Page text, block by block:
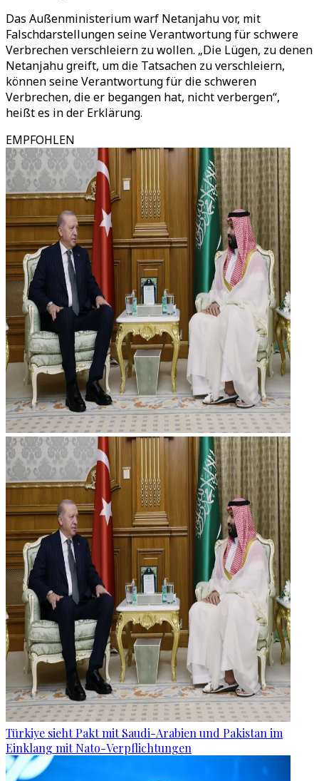
Das Außenministerium warf Netanjahu vor, mit
Falschdarstellungen seine Verantwortung für schwere
Verbrechen verschleiern zu wollen. „Die Lügen, zu denen
Netanjahu greift, um die Tatsachen zu verschleiern,
können seine Verantwortung für die schweren
Verbrechen, die er begangen hat, nicht verbergen“,
heißt es in der Erklärung.
EMPFOHLEN
Türkiye sieht Pakt mit Saudi-Arabien und Pakistan im
Einklang mit Nato-Verpflichtungen